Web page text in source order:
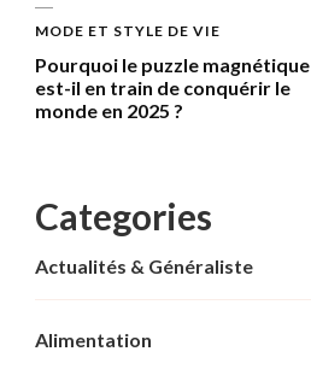
MODE ET STYLE DE VIE
Pourquoi le puzzle magnétique
est-il en train de conquérir le
monde en 2025 ?
Categories
Actualités & Généraliste
Alimentation